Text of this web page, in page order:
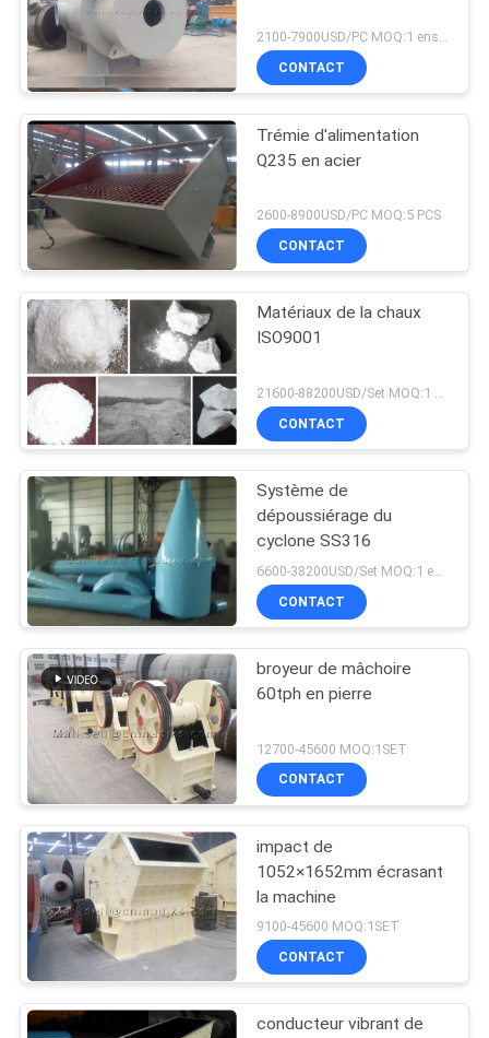
2100-7900USD/PC MOQ:1 ensemble
CONTACT
Trémie d'alimentation
Q235 en acier
2600-8900USD/PC MOQ:5 PCS
CONTACT
Matériaux de la chaux
ISO9001
CONTACT
Système de
dépoussiérage du
cyclone SS316
CONTACT
broyeur de mâchoire
60tph en pierre
12700-45600 MOQ:1SET
CONTACT
impact de
1052×1652mm écrasant
la machine
9100-45600 MOQ:1SET
CONTACT
conducteur vibrant de